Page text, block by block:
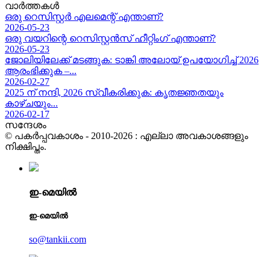
വാർത്തകൾ
ഒരു റെസിസ്റ്റർ എലമെന്റ് എന്താണ്?
2026-05-23
ഒരു വയറിന്റെ റെസിസ്റ്റൻസ് ഹീറ്റിംഗ് എന്താണ്?
2026-05-23
ജോലിയിലേക്ക് മടങ്ങുക: ടാങ്കി അലോയ് ഉപയോഗിച്ച് 2026
ആരംഭിക്കുക –...
2026-02-27
2025 ന് നന്ദി, 2026 സ്വീകരിക്കുക: കൃതജ്ഞതയും
കാഴ്ചയും...
2026-02-17
സന്ദേശം
© പകർപ്പവകാശം - 2010-2026 : എല്ലാ അവകാശങ്ങളും
നിക്ഷിപ്തം.
ഇ-മെയിൽ
ഇ-മെയിൽ
so@tankii.com